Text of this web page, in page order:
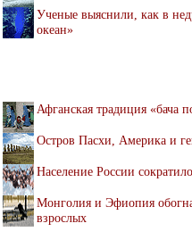
Ученые выяснили, как в
океан»
Афганская традиция «бача
Остров Пасхи, Америка и
Население России
Монголия и Эфиопия
взрослых